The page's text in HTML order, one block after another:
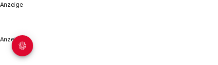
Anzeige
Anzeige